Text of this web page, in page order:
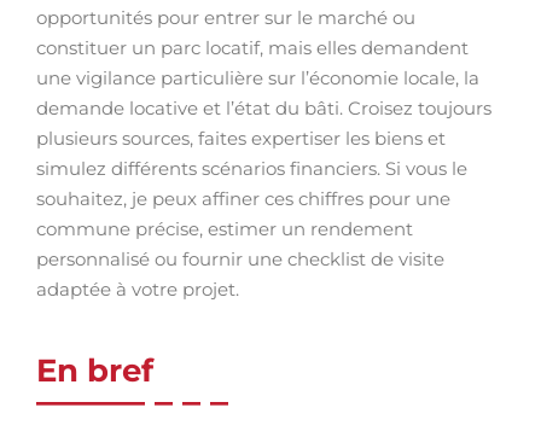
opportunités pour entrer sur le marché ou
constituer un parc locatif, mais elles demandent
une vigilance particulière sur l’économie locale, la
demande locative et l’état du bâti. Croisez toujours
plusieurs sources, faites expertiser les biens et
simulez différents scénarios financiers. Si vous le
souhaitez, je peux affiner ces chiffres pour une
commune précise, estimer un rendement
personnalisé ou fournir une checklist de visite
adaptée à votre projet.
En bref